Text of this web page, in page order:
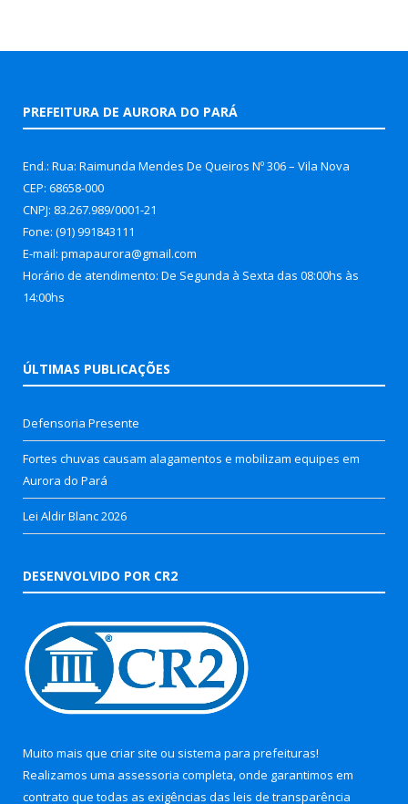
PREFEITURA DE AURORA DO PARÁ
End.: Rua: Raimunda Mendes De Queiros Nº 306 – Vila Nova
CEP: 68658-000
CNPJ: 83.267.989/0001-21
Fone: (91) 991843111
E-mail: pmapaurora@gmail.com
Horário de atendimento: De Segunda à Sexta das 08:00hs às
14:00hs
ÚLTIMAS PUBLICAÇÕES
Defensoria Presente
Fortes chuvas causam alagamentos e mobilizam equipes em
Aurora do Pará
Lei Aldir Blanc 2026
DESENVOLVIDO POR CR2
Muito mais que criar site ou sistema para prefeituras!
Realizamos uma assessoria completa, onde garantimos em
contrato que todas as exigências das leis de transparência